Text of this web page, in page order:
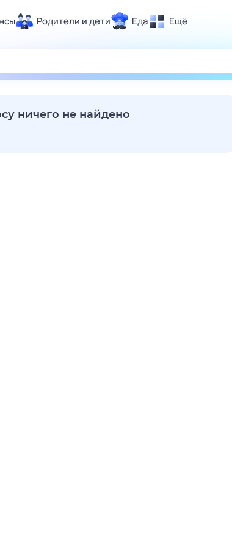
Родители и дети Еда Ещё
Развлечения и отдых
Спорт
ничего не найдено